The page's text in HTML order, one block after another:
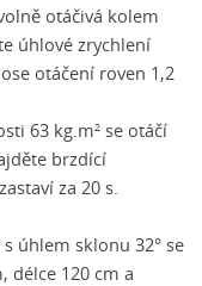
otáčivá kolem
úhlové zrychlení
otáčení roven 1,2
63 kg.m2 se otáčí
brzdící
za 20 s.
úhlem sklonu 32° se
délce 120 cm a